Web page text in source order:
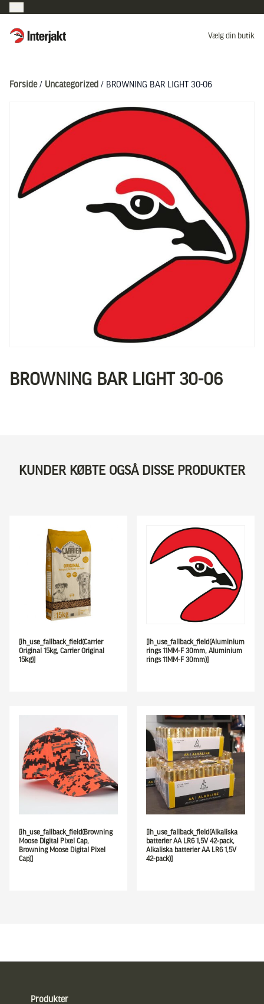
Interjakt DK Vælg din butik
Forside/ Uncategorized / BROWNING BAR LIGHT 30-06
BROWNING BAR LIGHT 30-06
KUNDER KØBTE OGSÅ DISSE PRODUKTER
[ih_use_fallback_field(Carrier
Original 15kg, Carrier Original
15kg)]
[ih_use_fallback_field(Aluminium
rings 11MM-F 30mm, Aluminium
rings 11MM-F 30mm)]
[ih_use_fallback_field(Browning
Moose Digital Pixel Cap,
Browning Moose Digital Pixel
Cap)]
[ih_use_fallback_field(Alkaliska
batterier AA LR6 1,5V 42-pack,
Alkaliska batterier AA LR6 1,5V
42-pack)]
Produkter